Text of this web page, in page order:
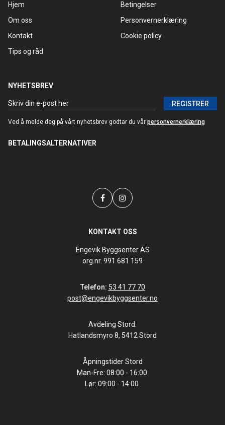
Hjem
Om oss
Kontakt
Tips og råd
Betingelser
Personvernerklæring
Cookie policy
NYHETSBREV
REGISTRER
Ved å melde deg på vårt nyhetsbrev godtar du vår personvernerklæring
BETALINGSALTERNATIVER
KONTAKT OSS
Engevik Byggsenter AS
org.nr. 991 681 159
Telefon: 53 41 77 70
post@engevikbyggsenter.no
Avdeling Stord:
Hatlandsmyro 8, 5412 Stord
Åpningstider Stord
Man-Fre: 08:00 - 16:00
Lør: 09:00 - 14:00